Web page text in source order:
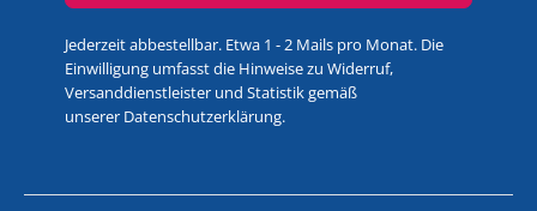
Jederzeit abbestellbar. Etwa 1 - 2 Mails pro Monat. Die
Einwilligung umfasst die Hinweise zu Widerruf,
Versanddienstleister und Statistik gemäß
unserer Datenschutzerklärung.